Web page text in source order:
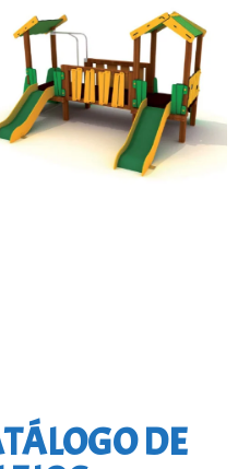
DE